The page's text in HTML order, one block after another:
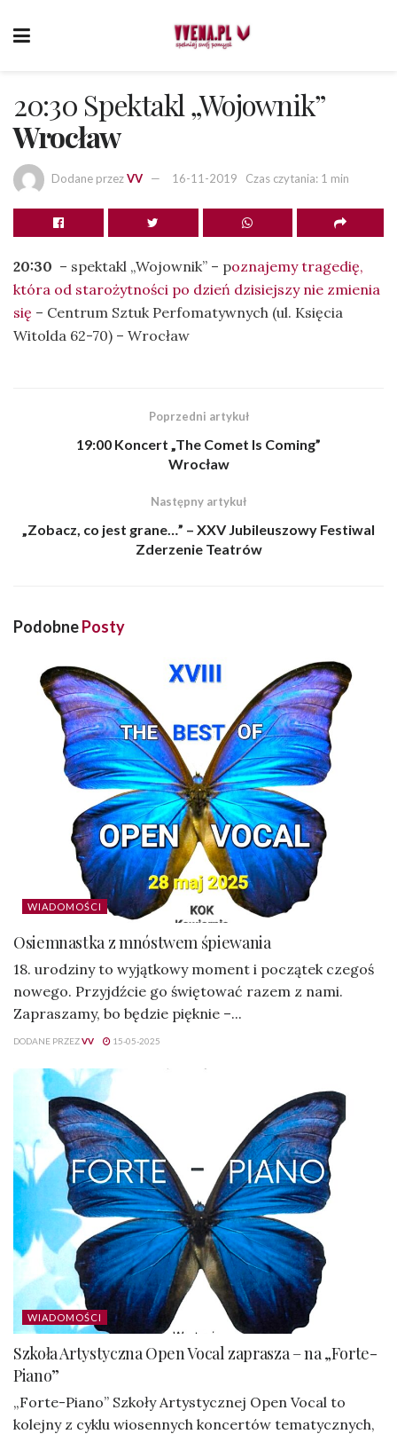
20:30 Spektakl „Wojownik”
Wrocław
Dodane przezVV 16-11-2019 Czas czytania: 1 min
20:30 – spektakl „Wojownik” – poznajemy tragedię,
która od starożytności po dzień dzisiejszy nie zmienia
się – Centrum Sztuk Perfomatywnych (ul. Księcia
Witolda 62-70) – Wrocław
Poprzedni artykuł
19:00 Koncert „The Comet Is Coming”
Wrocław
Następny artykuł
„Zobacz, co jest grane…” – XXV Jubileuszowy Festiwal
Zderzenie Teatrów
PodobnePosty
WIADOMOŚCI
Osiemnastka z mnóstwem śpiewania
18. urodziny to wyjątkowy moment i początek czegoś
nowego. Przyjdźcie go świętować razem z nami.
Zapraszamy, bo będzie pięknie –...
DODANE PRZEZVV 15-05-2025
WIADOMOŚCI
Szkoła Artystyczna Open Vocal zaprasza – na „Forte-
Piano”
„Forte-Piano” Szkoły Artystycznej Open Vocal to
kolejny z cyklu wiosennych koncertów tematycznych,